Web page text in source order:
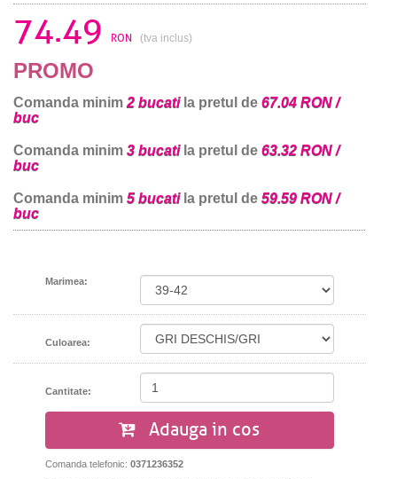
74.49 RON (tva inclus)
PROMO
Comanda minim 2 bucatila pretul de 67.04 RON /
buc
Comanda minim 3 bucatila pretul de 63.32 RON /
buc
Comanda minim 5 bucatila pretul de 59.59 RON /
buc
Marimea:
Culoarea:
Cantitate:
Adauga in cos
Comanda telefonic: 0371236352